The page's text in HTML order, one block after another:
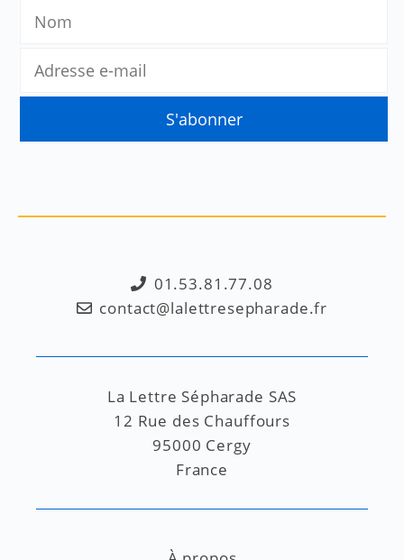
01.53.81.77.08
contact@lalettresepharade.fr
La Lettre Sépharade SAS
12 Rue des Chauffours
95000 Cergy
France